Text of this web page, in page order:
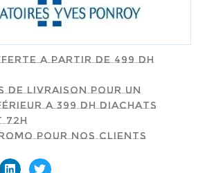
a partir de 499 dh
de livraison pour un
a 399 dh d'achats
72h
pour nos clients